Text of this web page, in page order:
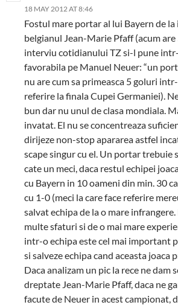
18 MAY 2012 AT 8:46
Fostul mare portar al lui Bayern de
belgianul Jean-Marie Pfaff (acum are
interviu cotidianului TZ si-l pune
favorabila pe Manuel Neuer: “un
nu are cum sa primeasca 5 goluri
referire la finala Cupei Germaniei).
bun dar nu unul de clasa mondiala.
invatat. El nu se concentreaza
dirijeze non-stop apararea astfel
scape singur cu el. Un portar trebuie
cate un meci, daca restul echipei
cu Bayern in 10 oameni din min. 30
cu 1-0 (meci la care face referire
salvat echipa de la o mare
multe sfaturi si de o mai mare
intr-o echipa este cel mai important
si salveze echipa cand aceasta joaca
Daca analizam un pic la rece ne dam
dreptate Jean-Marie Pfaff, daca ne
facute de Neuer in acest campionat,